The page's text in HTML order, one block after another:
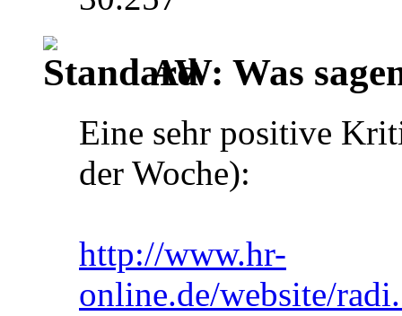
AW: Was
Eine sehr positive
der Woche):
http://www.hr-
online.de/website/